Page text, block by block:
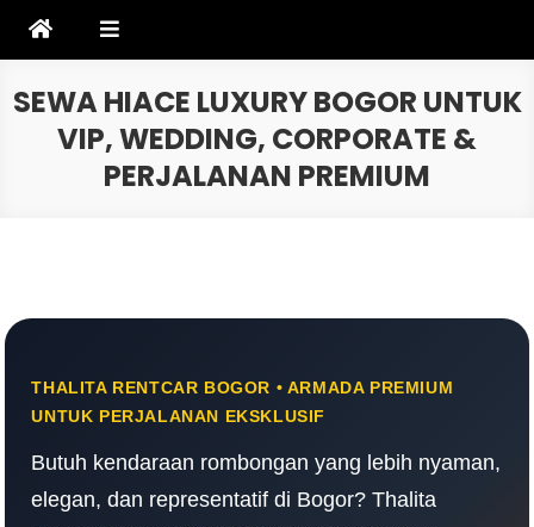
SEWA HIACE LUXURY BOGOR UNTUK
VIP, WEDDING, CORPORATE &
PERJALANAN PREMIUM
THALITA RENTCAR BOGOR • ARMADA PREMIUM
UNTUK PERJALANAN EKSKLUSIF
Butuh kendaraan rombongan yang lebih nyaman,
elegan, dan representatif di Bogor? Thalita